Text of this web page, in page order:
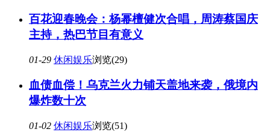
百花迎春晚会：杨幂檀健次合唱，周涛蔡国庆
主持，热巴节目有意义
01-29 休闲娱乐浏览(29)
血债血偿！乌克兰火力铺天盖地来袭，俄境内
爆炸数十次
01-02 休闲娱乐浏览(51)